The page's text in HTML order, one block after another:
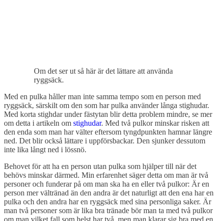
Om det ser ut så här är det lättare att använda
ryggsäck.
Med en pulka håller man inte samma tempo som en person med
ryggsäck, särskilt om den som har pulka använder långa stighudar.
Med korta stighdar under fästytan blir detta problem mindre, se mer
om detta i artikeln om stighudar. Med två pulkor minskar risken att
den enda som man har välter eftersom tyngdpunkten hamnar längre
ned. Det blir också lättare i uppförsbackar. Den sjunker dessutom
inte lika långt ned i lössnö.
Behovet för att ha en person utan pulka som hjälper till när det
behövs minskar därmed. Min erfarenhet säger detta om man är två
personer och funderar på om man ska ha en eller två pulkor: Är en
person mer vältränad än den andra är det naturligt att den ena har en
pulka och den andra har en ryggsäck med sina personliga saker. Är
man två personer som är lika bra tränade bör man ta med två pulkor
om man vilket fall som helst har två, men man klarar sig bra med en